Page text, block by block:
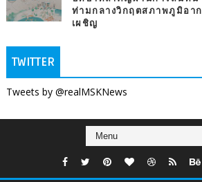
ท่ามกลางวิกฤตสภาพภูมิอา
เผชิญ
TWITTER
Tweets by @realMSKNews